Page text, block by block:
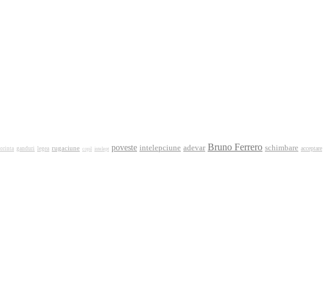
ganduri legea rugaciune copil intelept poveste intelepciune adevar Bruno Ferrero schimbare acceptare